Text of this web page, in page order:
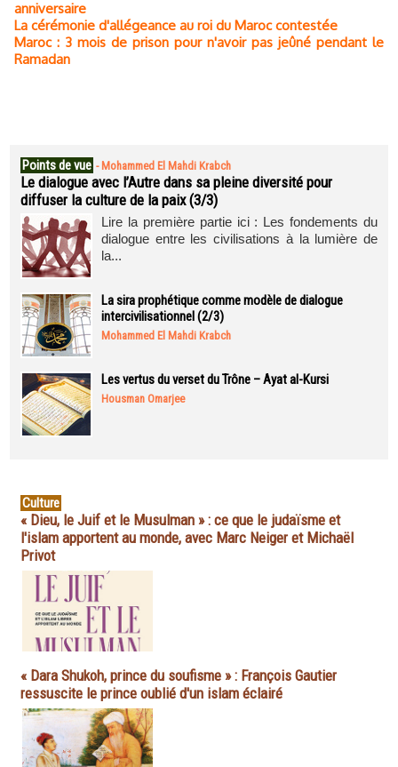
anniversaire
La cérémonie d'allégeance au roi du Maroc contestée
Maroc : 3 mois de prison pour n'avoir pas jeûné pendant le
Ramadan
Points de vue - Mohammed El Mahdi Krabch
Le dialogue avec l’Autre dans sa pleine diversité pour
diffuser la culture de la paix (3/3)
Lire la première partie ici : Les fondements du
dialogue entre les civilisations à la lumière de
la...
La sira prophétique comme modèle de dialogue
intercivilisationnel (2/3)
Mohammed El Mahdi Krabch
Les vertus du verset du Trône – Ayat al-Kursi
Housman Omarjee
Culture
« Dieu, le Juif et le Musulman » : ce que le judaïsme et
l'islam apportent au monde, avec Marc Neiger et Michaël
Privot
« Dara Shukoh, prince du soufisme » : François Gautier
ressuscite le prince oublié d'un islam éclairé